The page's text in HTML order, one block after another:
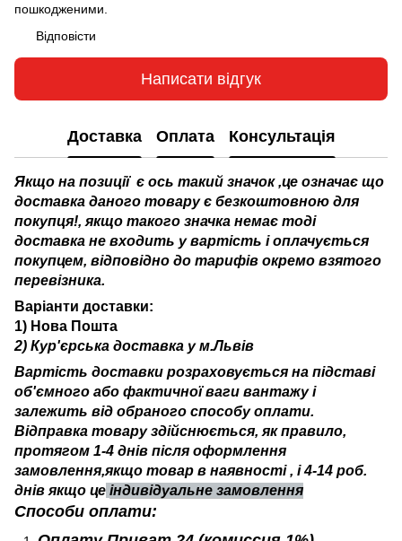
пошкодженими.
Відповісти
Написати відгук
Доставка Оплата Консультація
Якщо на позиції є ось такий значок,це означає що
доставка даного товару є безкоштовною для
покупця!, якщо такого значка немає тоді
доставка не входить у вартість і оплачується
покупцем, відповідно до тарифів окремо взятого
перевізника.
Варіанти доставки:
1) Нова Пошта
2) Кур'єрська доставка у м.Львів
Вартість доставки розраховується на підставі
об'ємного або фактичної ваги вантажу і
залежить від обраного способу оплати.
Відправка товару здійснюється, як правило,
протягом 1-4 днів після оформлення
замовлення,якщо товар в наявності , і 4-14 роб.
днів якщо це індивідуальне замовлення
Способи оплати: